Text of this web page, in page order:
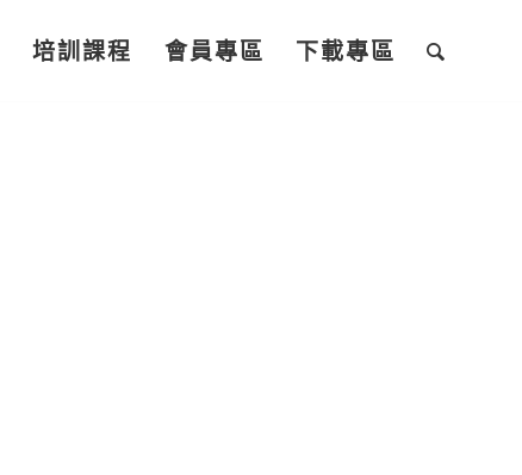
培訓課程 會員專區 下載專區